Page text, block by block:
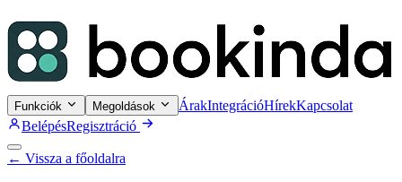
Funkciók Megoldások ÁrakIntegrációHírekKapcsolat
BelépésRegisztráció
← Vissza a főoldalra